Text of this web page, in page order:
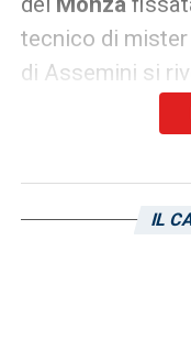
tecnico di
di Assemini si
e
preparazioneIL